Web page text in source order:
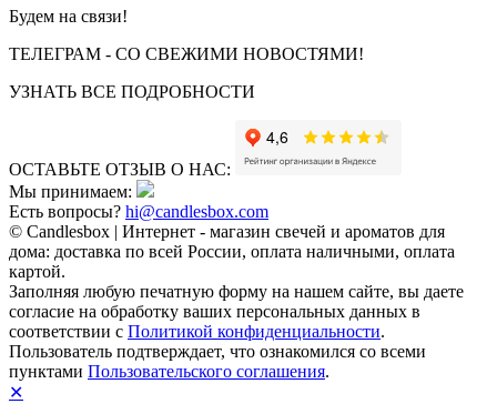
Будем на связи!
ТЕЛЕГРАМ - СО СВЕЖИМИ НОВОСТЯМИ!
УЗНАТЬ ВСЕ ПОДРОБНОСТИ
ОСТАВЬТЕ ОТЗЫВ О НАС:
Мы принимаем:
Есть вопросы? hi@candlesbox.com
© Candlesbox | Интернет - магазин свечей и ароматов для
дома: доставка по всей России, оплата наличными, оплата
картой.
Заполняя любую печатную форму на нашем сайте, вы даете
согласие на обработку ваших персональных данных в
соответствии с Политикой конфиденциальности.
Пользователь подтверждает, что ознакомился со всеми
пунктами Пользовательского соглашения.
✕